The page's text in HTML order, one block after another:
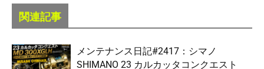
関連記事
メンテナンス日記#2417：シマノ
SHIMANO 23 カルカッタコンクエスト